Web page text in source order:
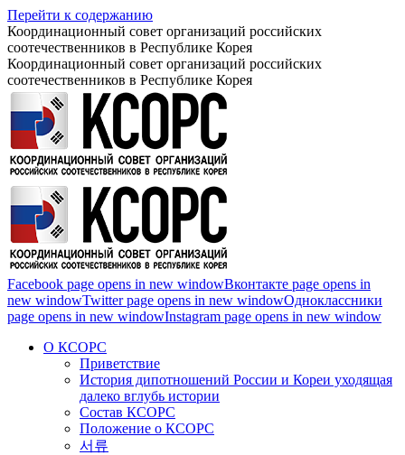
Перейти к содержанию
Координационный совет организаций российских
соотечественников в Республике Корея
Координационный совет организаций российских
соотечественников в Республике Корея
Facebook page opens in new windowВконтакте page opens in
new windowTwitter page opens in new windowОдноклассники
page opens in new windowInstagram page opens in new window
О КСОРС
Приветствие
История дипотношений России и Кореи уходящая
далеко вглубь истории
Состав КСОРС
Положение о КСОРС
서류